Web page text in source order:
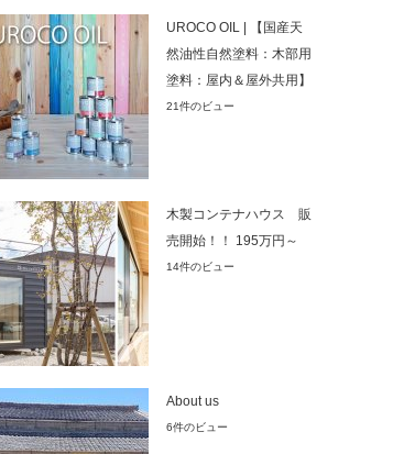
UROCO OIL | 【国産天
然油性自然塗料：木部用
塗料：屋内＆屋外共用】
21件のビュー
木製コンテナハウス 販
売開始！！ 195万円～
14件のビュー
About us
6件のビュー